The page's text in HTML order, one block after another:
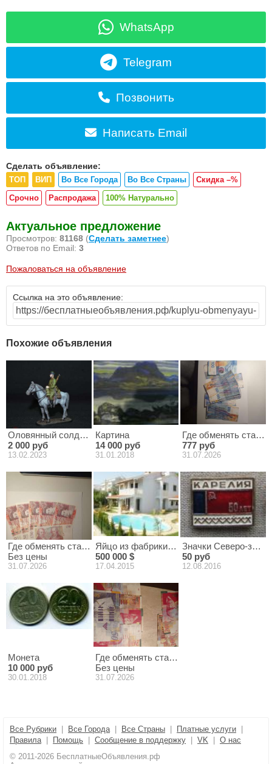
WhatsApp
Telegram
Позвонить
Написать Email
Сделать объявление:
ТОП ВИП Во Все Города Во Все Страны
Скидка –%
Срочно
Распродажа 100% Натурально
Актуальное предложение
Просмотров: 81168 (Сделать заметнее)
Ответов по Email: 3
Пожаловаться на объявление
Ссылка на это объявление:
Похожие объявления
Оловянный солдатик 54 гмм. Красноармеец-кавалерист 1939-
2 000 руб
13.02.2023
Где обменять старые английские фунты в Мурманске?
Без цены
31.07.2026
Монета
10 000 руб
30.01.2018
Картина
14 000 руб
31.01.2018
Яйцо из фабрики Марии Семёновы
500 000 $
17.04.2015
Где обменять старые старые
Без цены
31.07.2026
Где обменять
777 руб
31.07.2026
Значки Северо-
50 руб
12.08.2016
Все Рубрики Все Города| Все Страны Платные услуги
Правила| Помощь Сообщение в поддержку VK
О нас
© 2011-2026 БесплатныеОбъявления.рф